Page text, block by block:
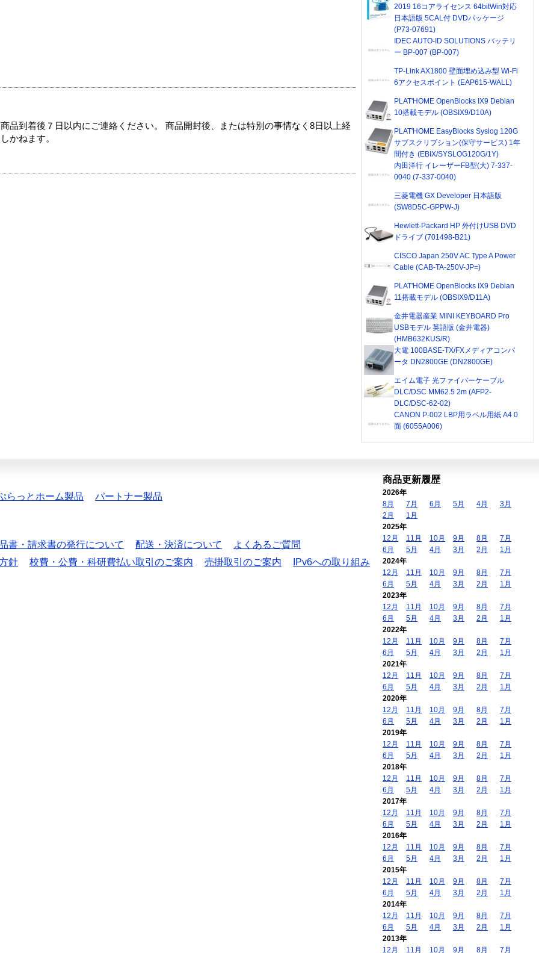
品到着後７日以内にご連絡ください。 商品開封後、または特別の事情なく8日以上経
かねます。
2019 16コアライセンス 64bitWin対応
日本語版 5CAL付 DVDパッケージ
(P73-07691)
IDEC AUTO-ID SOLUTIONS バッテリ
ー BP-007 (BP-007)
TP-Link AX1800 壁面埋め込み型 Wi-Fi
6アクセスポイント (EAP615-WALL)
PLAT'HOME OpenBlocks IX9 Debian
10搭載モデル (OBSIX9/D10A)
PLAT'HOME EasyBlocks Syslog 120G
サブスクリプション(保守サービス) 1年
間付き (EBIX/SYSLOG120G/1Y)
内田洋行 イレーザーFB型(大) 7-337-
0040 (7-337-0040)
三菱電機 GX Developer 日本語版
(SW8D5C-GPPW-J)
Hewlett-Packard HP 外付けUSB DVD
ドライブ (701498-B21)
CISCO Japan 250V AC Type A Power
Cable (CAB-TA-250V-JP=)
PLAT'HOME OpenBlocks IX9 Debian
11搭載モデル (OBSIX9/D11A)
金井電器産業 MINI KEYBOARD Pro
USBモデル 英語版 (金井電器)
(HMB632KUS/R)
大電 100BASE-TX/FXメディアコンバ
ータ DN2800GE (DN2800GE)
エイム電子 光ファイバーケーブル
DLC/DSC MM62.5 2m (AFP2-
DLC/DSC-62-02)
CANON P-002 LBP用ラベル用紙 A4 0
面 (6055A006)
らっとホーム製品 パートナー製品
書・請求書の発行について 配送・決済について
よくあるご質問
針 校費・公費・科研費払い取引のご案内 売掛取引のご案内
IPv6への取り組み
商品更新履歴
2026年
8月
7月 6月 5月 4月
3月
2月
1月
2025年
12月
11月 10月 9月 8月
7月
6月
5月 4月 3月 2月
1月
2024年
12月
11月 10月 9月 8月
7月
6月
5月 4月 3月 2月
1月
2023年
12月
11月 10月 9月 8月
7月
6月
5月 4月 3月 2月
1月
2022年
12月
11月 10月 9月 8月
7月
6月
5月 4月 3月 2月
1月
2021年
12月
11月 10月 9月 8月
7月
6月
5月 4月 3月 2月
1月
2020年
12月
11月 10月 9月 8月
7月
6月
5月 4月 3月 2月
1月
2019年
12月
11月 10月 9月 8月
7月
6月
5月 4月 3月 2月
1月
2018年
12月
11月 10月 9月 8月
7月
6月
5月 4月 3月 2月
1月
2017年
12月
11月 10月 9月 8月
7月
6月
5月 4月 3月 2月
1月
2016年
12月
11月 10月 9月 8月
7月
6月
5月 4月 3月 2月
1月
2015年
12月
11月 10月 9月 8月
7月
6月
5月 4月 3月 2月
1月
2014年
12月
11月 10月 9月 8月
7月
6月
5月 4月 3月 2月
1月
2013年
12月
11月 10月 9月 8月 7月